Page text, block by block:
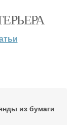
из бумаги